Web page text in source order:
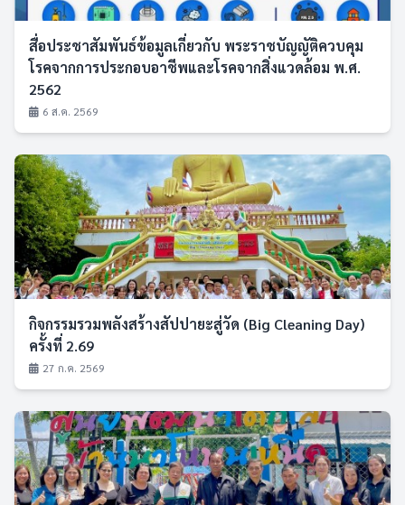
สื่อประชาสัมพันธ์ข้อมูลเกี่ยวกับ พระราชบัญญัติควบคุม
โรคจากการประกอบอาชีพและโรคจากสิ่งแวดล้อม พ.ศ.
2562
6 ส.ค. 2569
กิจกรรมรวมพลังสร้างสัปปายะสู่วัด (Big Cleaning Day)
ครั้งที่ 2.69
27 ก.ค. 2569